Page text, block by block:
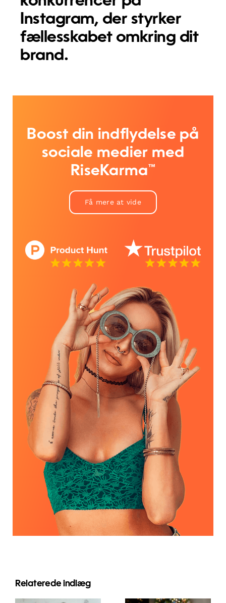
Instagram, der styrker
fællesskabet omkring dit
brand.
Boost din indflydelse på
sociale medier med
RiseKarma™
Få mere at vide
Relaterede indlæg